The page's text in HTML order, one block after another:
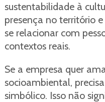
sustentabilidade à
presença no território
se relacionar com
contextos reais.
Se a empresa quer
socioambiental,
simbólico. Isso não